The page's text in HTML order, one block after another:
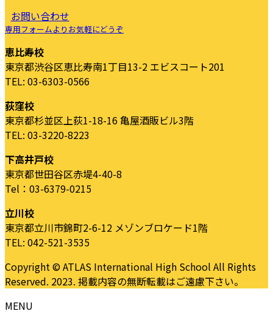
お問い合わせ
専用フォームよりお気軽にどうぞ
恵比寿校
東京都渋谷区恵比寿南1丁目13-2 エビスコート201
TEL: 03-6303-0566
荻窪校
東京都杉並区上荻1-18-16 亀屋酒販ビル3階
TEL: 03-3220-8223
下高井戸校
東京都世田谷区赤堤4-40-8
Tel：03-6379-0215
立川校
東京都立川市錦町2-6-12 メゾンブロケード1階
TEL: 042-521-3535
Copyright © ATLAS International High School All Rights
Reserved. 2023. 掲載内容の無断転載はご遠慮下さい。
MENU